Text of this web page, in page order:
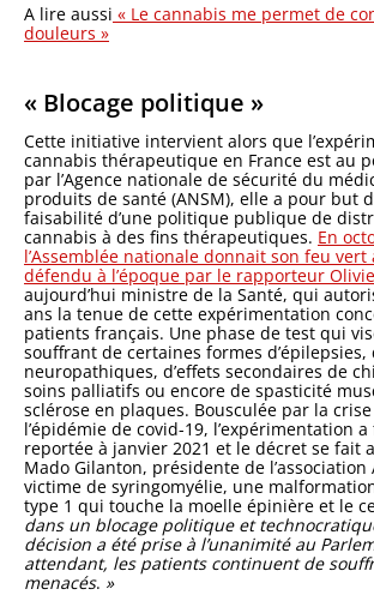
A lire aussi « Le cannabis me permet de
douleurs »
« Blocage politique »
Cette initiative intervient alors que
cannabis thérapeutique en France est au
par l’Agence nationale de sécurité du
produits de santé (ANSM), elle a pour but
faisabilité d’une politique publique de
cannabis à des fins thérapeutiques. En
l’Assemblée nationale donnait son feu vert
défendu à l’époque par le rapporteur
aujourd’hui ministre de la Santé, qui
ans la tenue de cette expérimentation
patients français. Une phase de test qui
souffrant de certaines formes d’épilepsies,
neuropathiques, d’effets secondaires de
soins palliatifs ou encore de spasticité
sclérose en plaques. Bousculée par la
l’épidémie de covid-19, l’expérimentation
reportée à janvier 2021 et le décret se fait
Mado Gilanton, présidente de l’association
victime de syringomyélie, une
type 1 qui touche la moelle épinière et le
dans un blocage politique et
décision a été prise à l’unanimité au
attendant, les patients continuent de
menacés. »